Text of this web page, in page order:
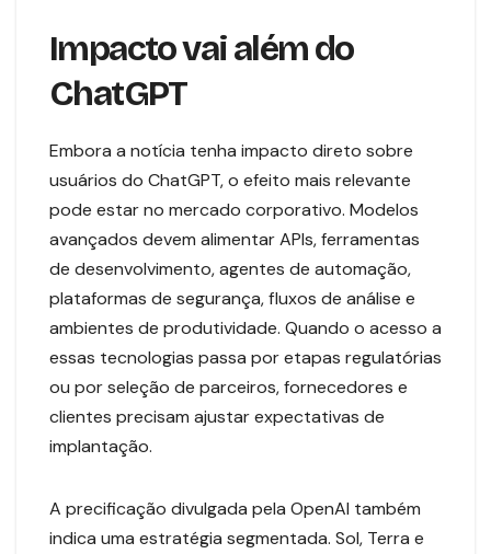
Impacto vai além do
ChatGPT
Embora a notícia tenha impacto direto sobre
usuários do ChatGPT, o efeito mais relevante
pode estar no mercado corporativo. Modelos
avançados devem alimentar APIs, ferramentas
de desenvolvimento, agentes de automação,
plataformas de segurança, fluxos de análise e
ambientes de produtividade. Quando o acesso a
essas tecnologias passa por etapas regulatórias
ou por seleção de parceiros, fornecedores e
clientes precisam ajustar expectativas de
implantação.
A precificação divulgada pela OpenAI também
indica uma estratégia segmentada. Sol, Terra e